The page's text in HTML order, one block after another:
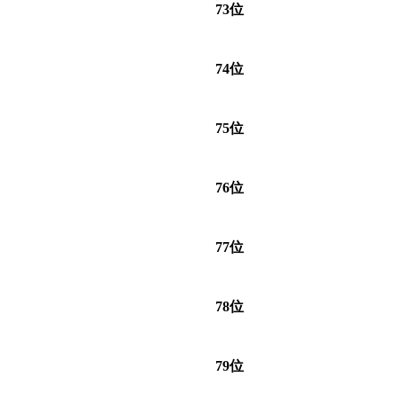
73位
74位
75位
76位
77位
78位
79位